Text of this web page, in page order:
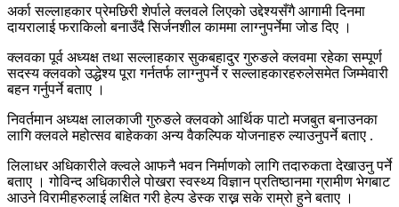
अर्का सल्लाहकार प्रेमछिरी शेर्पाले क्लवले लिएको उद्देश्यसँगै आगामी दिनमा
दायरालाई फराकिलो बनाउँदै सिर्जनशील काममा लाग्नुपर्नेमा जोड दिए ।
क्लवका पूर्व अध्यक्ष तथा सल्लाहकार सुकबहादुर गुरुङले क्लवमा रहेका सम्पूर्ण
सदस्य क्लवको उद्धेश्य पूरा गर्नतर्फ लाग्नुपर्ने र सल्लाहकारहरुलेसमेत जिम्मेवारी
बहन गर्नुपर्ने बताए ।
निवर्तमान अध्यक्ष लालकाजी गुरुङले क्लवको आर्थिक पाटो मजबुत बनाउनका
लागि क्लवले महोत्सव बाहेकका अन्य वैकल्पिक योजनाहरु ल्याउनुपर्ने बताए .
लिलाधर अधिकारीले क्ल्वले आफनै भवन निर्माणको लागि तदारुकता देखाउनु पर्ने
बताए । गोविन्द अधिकारीले पोखरा स्वस्थ्य विज्ञान प्रतिष्ठानमा ग्रामीण भेगबाट
आउने विरामीहरुलाई लक्षित गरी हेल्प डेस्क राख्न सके राम्रो हुने बताए ।